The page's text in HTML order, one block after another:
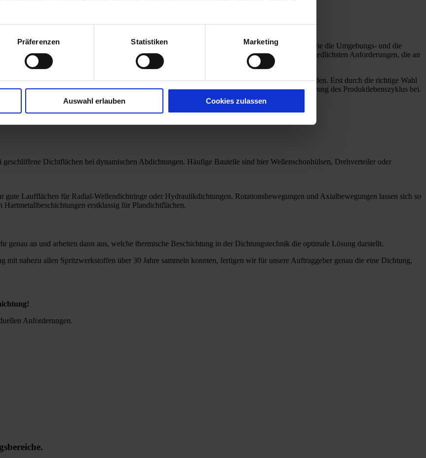
Präferenzen Statistiken Marketing
Auswahl erlauben Cookies zulassen
müssen zuverlässig und sicher funktionieren.
Technik werden Dichtungen benötigt. Grundsätzlich bestimmen die abzudichtenden Medien sowie die Umgebungs- und die
die Dichtungsindustrie ist, so vielfältig können thermische Beschichtungen bei den unterschiedlichsten Anforderungen, die an
Dichtungen gestellt werden, sein.
ist oder die unterschiedlichsten Medien anstehen, muss der passende Werkstoff gefunden werden. Erst durch die richtige Wahl
verbessert. Thermische Beschichtungen in der Dichtungstechnik tragen erheblich zur Verlängerung des Produktlebenszyklus bei.
Dichtflächen bei dynamischen Abdichtungen. Häufige Bauteile sind hier Wellenschonhülsen, Drehverteiler oder
Laufflächen für Radial-Wellendichtringe oder Hydraulikdichtungen. Rotationsbewegungen und Axialbewegungen lassen sich so
erstklassig für Plandichtflächen.
genau an und arbeiten dann aus, welche thermische Beschichtung in der Dichtungstechnik die optimale Lösung darstellt.
nahezu allen Spritzwerkstoffen über 30 Jahre sammeln konnten, fertigen wir für unsere Auftraggeber genau die eine Dichtung,
Anforderungen.